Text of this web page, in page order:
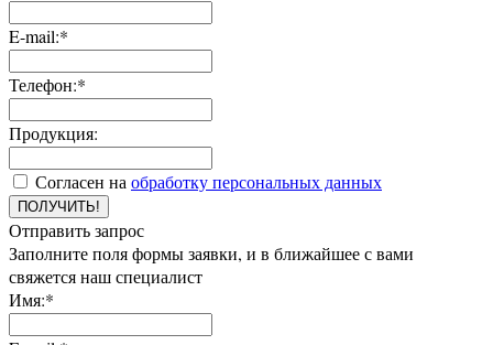
E-mail:*
Телефон:*
Продукция:
Согласен на обработку персональных данных
ПОЛУЧИТЬ!
Отправить запрос
Заполните поля формы заявки, и в ближайшее с вами
свяжется наш специалист
Имя:*